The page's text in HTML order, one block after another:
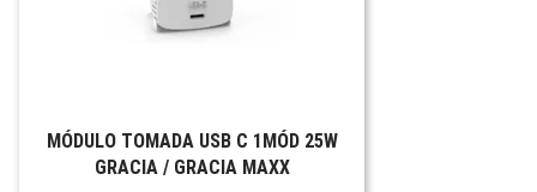
MÓDULO TOMADA USB C 1MÓD 25W
GRACIA / GRACIA MAXX